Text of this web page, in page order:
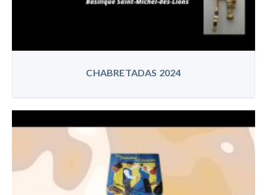
CHABRETADAS 2024